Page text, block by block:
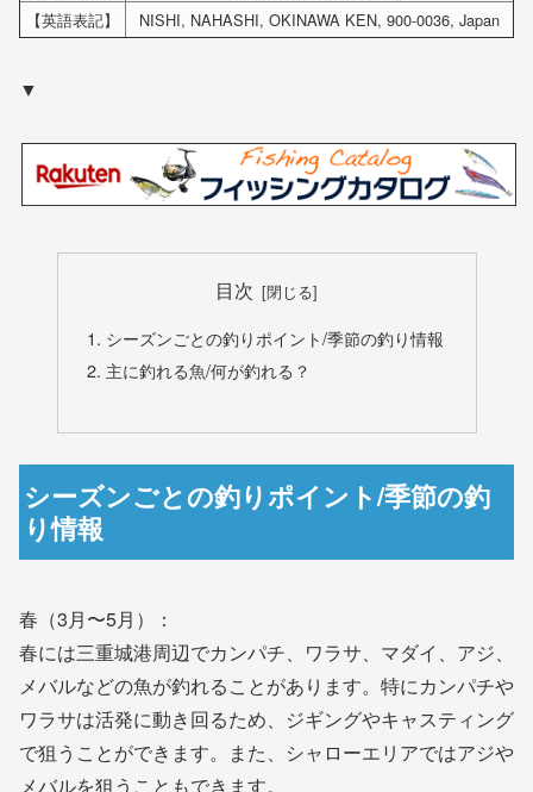
【英語表記】
NISHI, NAHASHI, OKINAWA KEN, 900-0036, Japan
▼
目次
シーズンごとの釣りポイント/季節の釣り情報
主に釣れる魚/何が釣れる？
シーズンごとの釣りポイント/季節の釣
り情報
春（3月〜5月）：
春には三重城港周辺でカンパチ、ワラサ、マダイ、アジ、
メバルなどの魚が釣れることがあります。特にカンパチや
ワラサは活発に動き回るため、ジギングやキャスティング
で狙うことができます。また、シャローエリアではアジや
メバルを狙うこともできます。